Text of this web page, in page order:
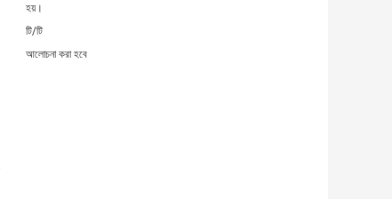
হয়।
টি/টি
আলোচনা করা হবে